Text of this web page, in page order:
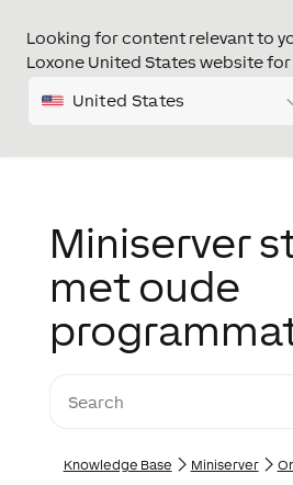
Looking for content relevant to
Loxone United States website
United States
Miniserver
met oude
Knowledge Base Miniserver